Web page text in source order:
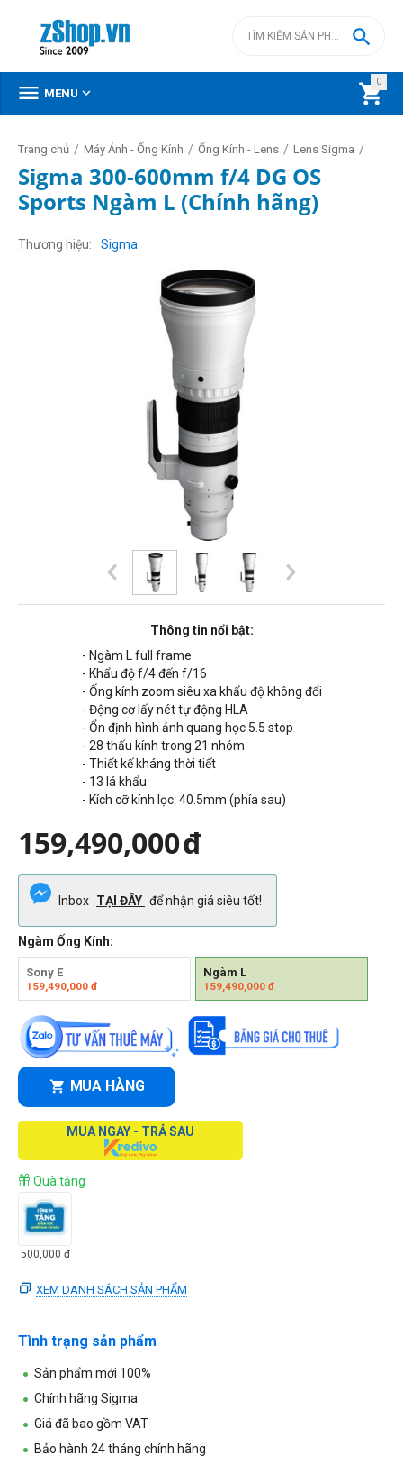
0


 MENU 
Trang chủ / Máy Ảnh - Ống Kính / Ống Kính - Lens / Lens Sigma /
Sigma 300-600mm f/4 DG OS
Sports Ngàm L (Chính hãng)
Thương hiệu Sigma
Thông tin nổi bật:
- Ngàm L full frame
- Khẩu độ f/4 đến f/16
- Ống kính zoom siêu xa khẩu độ không đổi
- Động cơ lấy nét tự động HLA
- Ổn định hình ảnh quang học 5.5 stop
- 28 thấu kính trong 21 nhóm
- Thiết kế kháng thời tiết
- 13 lá khẩu
- Kích cỡ kính lọc: 40.5mm (phía sau)
159,490,000đ
Inbox TẠI ĐÂY để nhận giá siêu tốt!
Ngàm Ống Kính:
Sony E
159,490,000 đ
Ngàm L
159,490,000đ
MUA HÀNG
MUA NGAY - TRẢ SAU
Quà tặng
500,000 đ
XEM DANH SÁCH SẢN PHẨM
Tình trạng sản phẩm
Sản phẩm mới 100%
Chính hãng Sigma
Giá đã bao gồm VAT
Bảo hành 24 tháng chính hãng